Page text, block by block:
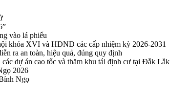
vào lá phiếu
khóa XVI và HĐND các cấp nhiệm kỳ 2026-2031
ra an toàn, hiệu quả, đúng quy định
dự án cao tốc và thăm khu tái định cư tại Đắk Lắk
2026
Ngọ